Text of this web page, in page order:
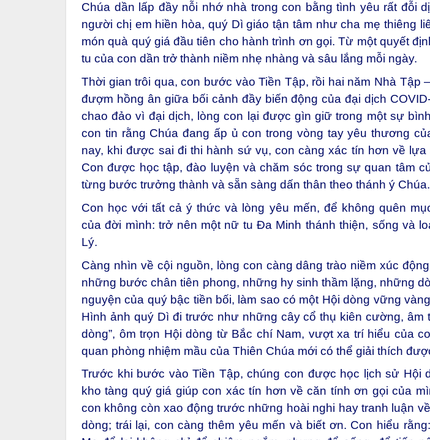
Chúa dần lấp đầy nỗi nhớ nhà trong con bằng tình yêu rất đỗi
người chị em hiền hòa, quý Dì giáo tận tâm như cha mẹ thiêng
món quà quý giá đầu tiên cho hành trình ơn gọi. Từ một quyết
tu của con dần trở thành niềm nhẹ nhàng và sâu lắng mỗi ngày.
Thời gian trôi qua, con bước vào Tiền Tập, rồi hai năm Nhà Tập
đượm hồng ân giữa bối cảnh đầy biến động của đại dịch
chao đảo vì đại dịch, lòng con lại được gìn giữ trong một sự
con tin rằng Chúa đang ấp ủ con trong vòng tay yêu thương
nay, khi được sai đi thi hành sứ vụ, con càng xác tín hơn về
Con được học tập, đào luyện và chăm sóc trong sự quan tâm
từng bước trưởng thành và sẵn sàng dấn thân theo thánh ý Chúa.
Con học với tất cả ý thức và lòng yêu mến, để không quên
của đời mình: trở nên một nữ tu Đa Minh thánh thiện, sống và
Lý.
Càng nhìn về cội nguồn, lòng con càng dâng trào niềm xúc
những bước chân tiên phong, những hy sinh thầm lặng, những
nguyện của quý bậc tiền bối, làm sao có một Hội dòng vững
Hình ảnh quý Dì đi trước như những cây cổ thụ kiên cường, âm
dòng”, ôm trọn Hội dòng từ Bắc chí Nam, vượt xa trí hiểu của
quan phòng nhiệm mầu của Thiên Chúa mới có thể giải thích
Trước khi bước vào Tiền Tập, chúng con được học lịch sử Hội
kho tàng quý giá giúp con xác tín hơn về căn tính ơn gọi của
con không còn xao động trước những hoài nghi hay tranh luận
dòng; trái lại, con càng thêm yêu mến và biết ơn. Con hiểu